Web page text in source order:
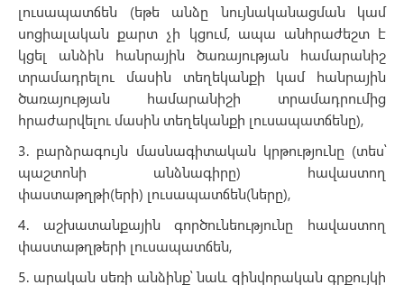
լուսապատճեն (եթե անձը նույնականացման կամ
սոցիալական քարտ չի կցում, ապա անհրաժեշտ է
կցել անձին հանրային ծառայության համարանիշ
տրամադրելու մասին տեղեկանքի կամ հանրային
ծառայության համարանիշի տրամադրումից
հրաժարվելու մասին տեղեկանքի լուսապատճենը),
3. բարձրագույն մասնագիտական կրթությունը (տես՝
պաշտոնի անձնագիրը) հավաստող
փաստաթղթի(երի) լուսապատճեն(ները),
4. աշխատանքային գործունեությունը հավաստող
փաստաթղթերի լուսապատճեն,
5. արական սեռի անձինք՝ նաև զինվորական գրքույկի